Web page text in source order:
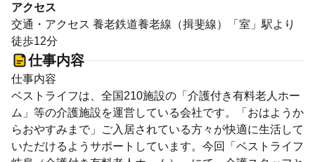
アクセス
交通・アクセス 養老鉄道養老線（揖斐線）「室」駅より
徒歩12分
仕事内容
仕事内容
ベストライフは、全国210施設の「介護付き有料老人ホー
ム」等の介護施設を運営している会社です。「おはようか
らおやすみまで」ご入居されている方々が快適に生活して
いただけるようサポートしています。今回「ベストライフ